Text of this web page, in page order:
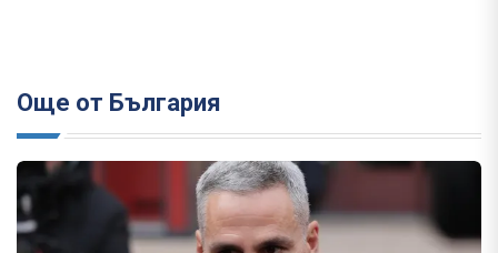
Още от България